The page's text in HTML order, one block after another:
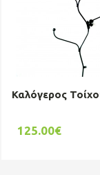
Καλόγερος
125.00€